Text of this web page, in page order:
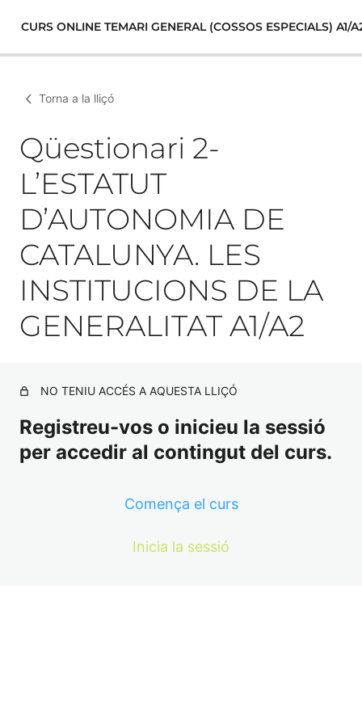
CURS ONLINE TEMARI GENERAL (COSSOS ESPECIALS) A1/
Torna a la lliçó
Qüestionari 2-
L’ESTATUT
D’AUTONOMIA DE
CATALUNYA. LES
INSTITUCIONS DE LA
GENERALITAT A1/A2
NO TENIU ACCÉS A AQUESTA LLIÇÓ
Registreu-vos o inicieu la sessió
per accedir al contingut del curs.
Comença el curs
Inicia la sessió